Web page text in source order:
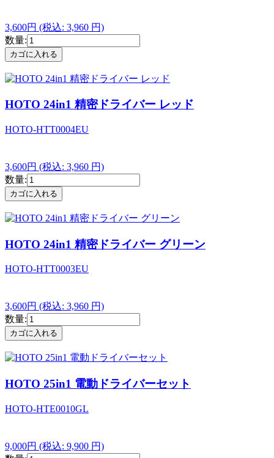
3,600円 (税込: 3,960 円)
数量:
HOTO 24in1 精密ドライバー レッド
HOTO-HTT0004EU
3,600円 (税込: 3,960 円)
数量:
HOTO 24in1 精密ドライバー グリーン
HOTO-HTT0003EU
3,600円 (税込: 3,960 円)
数量:
HOTO 25in1 電動ドライバーセット
HOTO-HTE0010GL
9,000円 (税込: 9,900 円)